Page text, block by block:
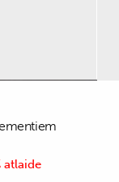
atlaide